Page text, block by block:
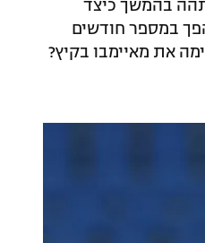
בהמשך כיצד
במספר חודשים
את מאיימבו בקיץ?